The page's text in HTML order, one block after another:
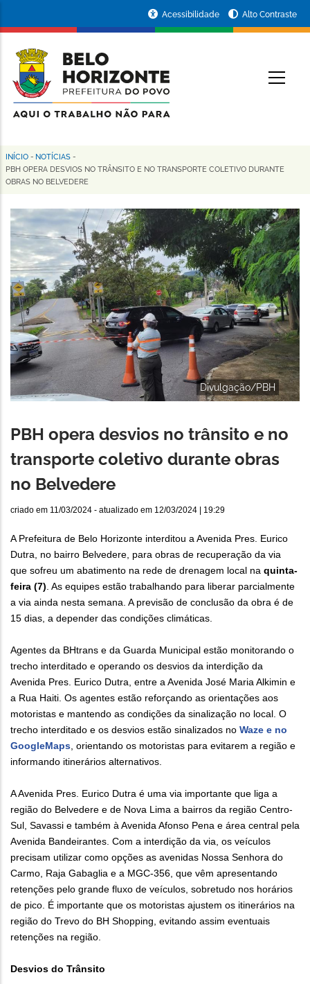
conteúdo
principal
da
Prefeitura
de
Horizonte
Acessibilidade Alto Contraste
Trilha
de
navegação
INÍCIO - NOTÍCIAS -
PBH OPERA DESVIOS NO TRÂNSITO E NO TRANSPORTE COLETIVO DURANTE
OBRAS NO BELVEDERE
Divulgação/PBH
PBH opera desvios no trânsito e no
transporte coletivo durante obras
no Belvedere
criado em 11/03/2024 - atualizado em 12/03/2024 | 19:29
A Prefeitura de Belo Horizonte interditou a Avenida Pres. Eurico
Dutra, no bairro Belvedere, para obras de recuperação da via
que sofreu um abatimento na rede de drenagem local na quinta-
feira (7). As equipes estão trabalhando para liberar parcialmente
a via ainda nesta semana. A previsão de conclusão da obra é de
15 dias, a depender das condições climáticas.
Agentes da BHtrans e da Guarda Municipal estão monitorando o
trecho interditado e operando os desvios da interdição da
Avenida Pres. Eurico Dutra, entre a Avenida José Maria Alkimin e
a Rua Haiti. Os agentes estão reforçando as orientações aos
motoristas e mantendo as condições da sinalização no local. O
trecho interditado e os desvios estão sinalizados no Waze e no
GoogleMaps, orientando os motoristas para evitarem a região e
informando itinerários alternativos.
A Avenida Pres. Eurico Dutra é uma via importante que liga a
região do Belvedere e de Nova Lima a bairros da região Centro-
Sul, Savassi e também à Avenida Afonso Pena e área central pela
Avenida Bandeirantes. Com a interdição da via, os veículos
precisam utilizar como opções as avenidas Nossa Senhora do
Carmo, Raja Gabaglia e a MGC-356, que vêm apresentando
retenções pelo grande fluxo de veículos, sobretudo nos horários
de pico. É importante que os motoristas ajustem os itinerários na
região do Trevo do BH Shopping, evitando assim eventuais
retenções na região.
Desvios do Trânsito